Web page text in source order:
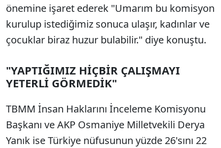
önemine işaret ederek "Umarım bu komisyon
kurulup istediğimiz sonuca ulaşır, kadınlar ve
çocuklar biraz huzur bulabilir." diye konuştu.
"YAPTIĞIMIZ HİÇBİR ÇALIŞMAYI
YETERLİ GÖRMEDİK"
TBMM İnsan Haklarını İnceleme Komisyonu
Başkanı ve AKP Osmaniye Milletvekili Derya
Yanık ise Türkiye nüfusunun yüzde 26'sını 22